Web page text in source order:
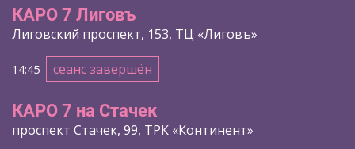
КАРО 7 Лиговъ
Лиговский проспект, 153, ТЦ «Лиговъ»
14:45 сеанс завершён
КАРО 7 на Стачек
проспект Стачек, 99, ТРК «Континент»